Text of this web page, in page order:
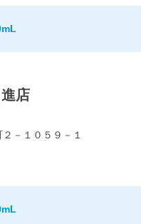
店
－１０５９－１